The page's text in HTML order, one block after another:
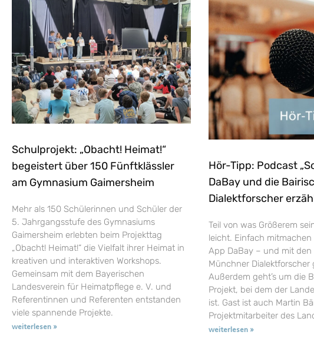
Schulprojekt: „Obacht! Heimat!“
begeistert über 150 Fünftklässler
am Gymnasium Gaimersheim
Mehr als 150 Schülerinnen und Schüler der
5. Jahrgangsstufe des Gymnasiums
Gaimersheim erlebten beim Projekttag
„Obacht! Heimat!“ die Vielfalt ihrer Heimat in
kreativen und interaktiven Workshops.
Gemeinsam mit dem Bayerischen
Landesverein für Heimatpflege e. V. und
Referentinnen und Referenten entstanden
viele spannende Projekte.
weiterlesen »
Hör-Tipp: Podcast
DaBay und die
Dialektforscher
Teil von was Größerem
leicht. Einfach mitmachen
App DaBay – und mit den
Münchner Dialektforscher
Außerdem geht’s um die
Projekt, bei dem der
ist. Gast ist auch Martin
Projektmitarbeiter des
weiterlesen »